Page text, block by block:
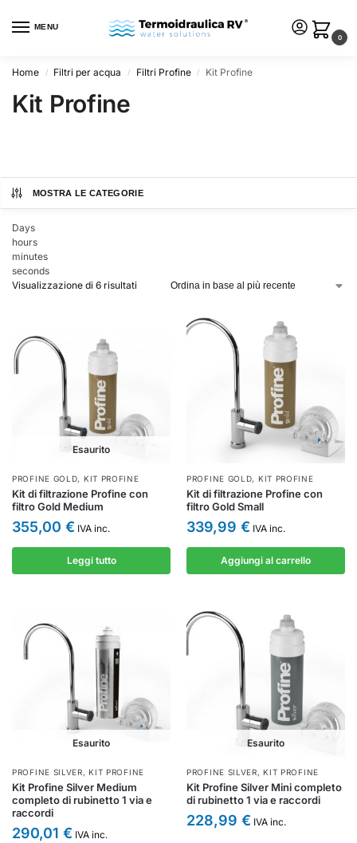
MENU
0
Home / Filtri per acqua / Filtri Profine / Kit Profine
Kit Profine
MOSTRA LE CATEGORIE
Days
hours
minutes
seconds
Visualizzazione di 6 risultati
Esaurito
PROFINE GOLD, KIT PROFINE
Kit di filtrazione Profine con
filtro Gold Medium
355,00 € IVA inc.
Leggi tutto
PROFINE GOLD, KIT PROFINE
Kit di filtrazione Profine con
filtro Gold Small
339,99 € IVA inc.
Aggiungi al carrello
Esaurito
PROFINE SILVER,KIT PROFINE
Kit Profine Silver Medium
completo di rubinetto 1 via e
raccordi
290,01 € IVA inc.
Esaurito
PROFINE SILVER,KIT PROFINE
Kit Profine Silver Mini completo
di rubinetto 1 via e raccordi
228,99 € IVA inc.